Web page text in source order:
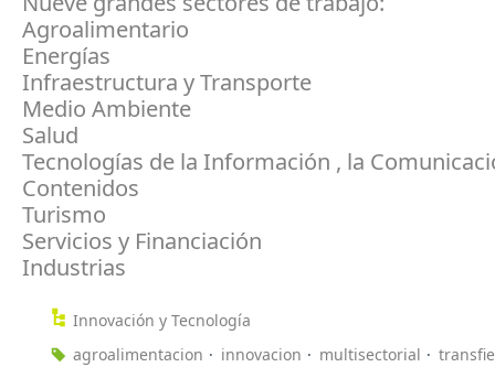
Agroalimentario
Energías
Infraestructura y Transporte
Medio Ambiente
Salud
Tecnologías de la Información , la
Contenidos
Turismo
Servicios y Financiación
Industrias
Innovación y Tecnología
agroalimentacion
innovacion multisectorial